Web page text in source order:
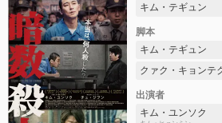
キム・テギュン
脚本
キム・テギュン
クァク・キョンテ
出演者
キム・ユンソク